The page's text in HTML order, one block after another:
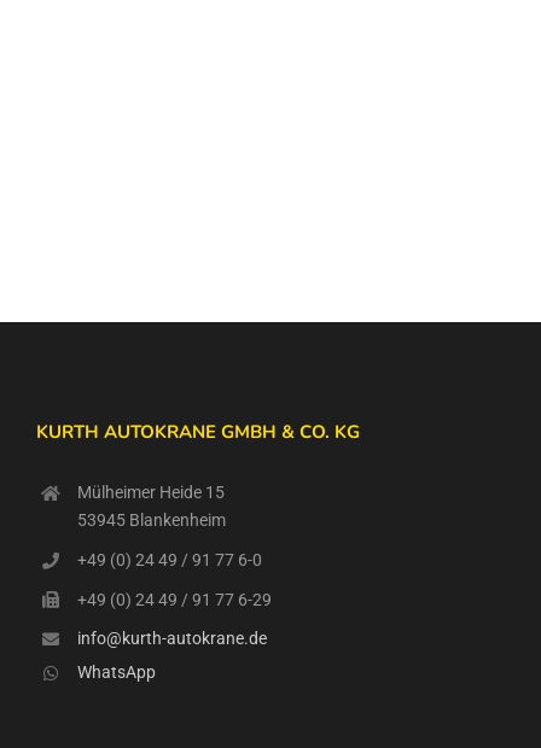
KURTH AUTOKRANE GMBH & CO. KG
Mülheimer Heide 15
53945 Blankenheim
+49 (0) 24 49 / 91 77 6-0
+49 (0) 24 49 / 91 77 6-29
info@kurth-autokrane.de
WhatsApp